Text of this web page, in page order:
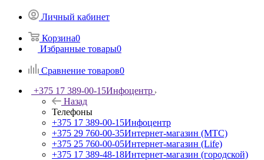
Личный кабинет
Корзина0
Избранные товары0
Сравнение товаров0
+375 17 389-00-15Инфоцентр
Назад
Телефоны
+375 17 389-00-15Инфоцентр
+375 29 760-00-35Интернет-магазин (МТС)
+375 25 760-00-05Интернет-магазин (Life)
+375 17 389-48-18Интернет-магазин (городской)